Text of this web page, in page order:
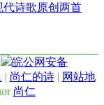
代诗歌原创两首
皖公网安备
| 尚仁的诗| 网站地
尚仁